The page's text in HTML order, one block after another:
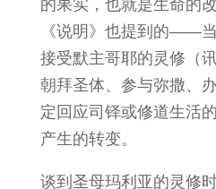
的果实，也就是生命的
《说明》也提到的——
接受默主哥耶的灵修（
朝拜圣体、参与弥撒、
定回应司铎或修道生活
产生的转变。
谈到圣母玛利亚的灵修